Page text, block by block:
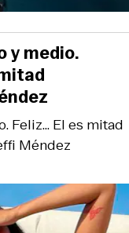
Feliz... El es mitad
Méndez
y medio.